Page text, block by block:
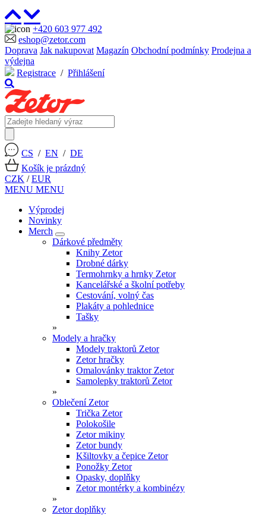
+420 603 977 492
eshop@zetor.com
Doprava Jak nakupovat Magazín Obchodní podmínky Prodejna a
výdejna
Registrace / Přihlášení
CS / EN / DE
Košík je prázdný
CZK /EUR
MENU MENU
Výprodej
Novinky
Merch
Dárkové předměty
Knihy Zetor
Drobné dárky
Termohrnky a hrnky Zetor
Kancelářské a školní potřeby
Cestování, volný čas
Plakáty a pohlednice
Tašky
»
Modely a hračky
Modely traktorů Zetor
Zetor hračky
Omalovánky traktor Zetor
Samolepky traktorů Zetor
»
Oblečení Zetor
Trička Zetor
Polokošile
Zetor mikiny
Zetor bundy
Kšiltovky a čepice Zetor
Ponožky Zetor
Opasky, doplňky
Zetor montérky a kombinézy
»
Zetor doplňky